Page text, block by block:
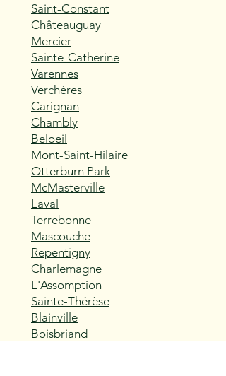
Saint-Constant
Châteauguay
Mercier
Sainte-Catherine
Varennes
Verchères
Carignan
Chambly
Beloeil
Mont-Saint-Hilaire
Otterburn Park
McMasterville
Laval
Terrebonne
Mascouche
Repentigny
Charlemagne
L'Assomption
Sainte-Thérèse
Blainville
Boisbriand